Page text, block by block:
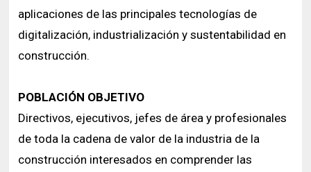
aplicaciones de las principales tecnologías de
digitalización, industrialización y sustentabilidad en
construcción.
POBLACIÓN OBJETIVO
Directivos, ejecutivos, jefes de área y profesionales
de toda la cadena de valor de la industria de la
construcción interesados en comprender las